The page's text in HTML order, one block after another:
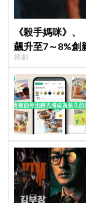
《殺手媽咪》
飆升至7～8%創
韓劇